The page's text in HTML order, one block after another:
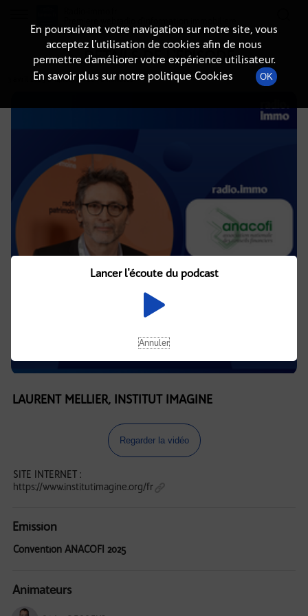
DÉTAILS DE L'ÉPISODE
3 avril 2025 à 14h02, durée : 8 minutes
LAURENT MELLIER, INSTITUT IMAGINE
Regarder la vidéo
SITE INTERNET :
https://www.institutimagine.org/fr
Emission
Convention ANACOFI 2025
Animateurs
En poursuivant votre navigation sur notre site, vous
acceptez l’utilisation de cookies afin de nous
permettre d’améliorer votre expérience utilisateur.
En savoir plus sur notre politique Cookies
OK
Lancer l'écoute du podcast
Annuler